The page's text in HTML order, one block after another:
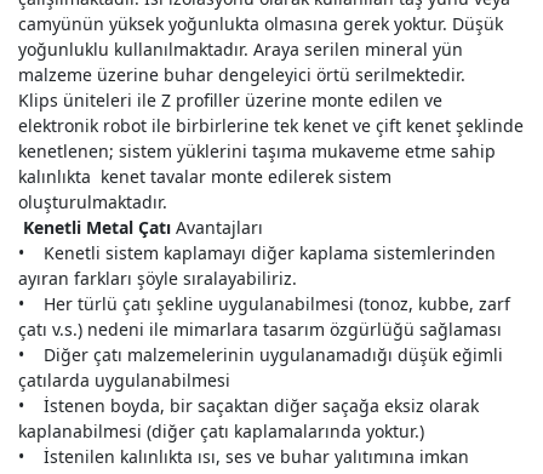
camyünün yüksek yoğunlukta olmasına gerek yoktur. Düşük
yoğunluklu kullanılmaktadır. Araya serilen mineral yün
malzeme üzerine buhar dengeleyici örtü serilmektedir.
Klips üniteleri ile Z profiller üzerine monte edilen ve
elektronik robot ile birbirlerine tek kenet ve çift kenet şeklinde
kenetlenen; sistem yüklerini taşıma mukaveme etme sahip
kalınlıkta kenet tavalar monte edilerek sistem
oluşturulmaktadır.
Kenetli Metal Çatı Avantajları
• Kenetli sistem kaplamayı diğer kaplama sistemlerinden
ayıran farkları şöyle sıralayabiliriz.
• Her türlü çatı şekline uygulanabilmesi (tonoz, kubbe, zarf
çatı v.s.) nedeni ile mimarlara tasarım özgürlüğü sağlaması
• Diğer çatı malzemelerinin uygulanamadığı düşük eğimli
çatılarda uygulanabilmesi
• İstenen boyda, bir saçaktan diğer saçağa eksiz olarak
kaplanabilmesi (diğer çatı kaplamalarında yoktur.)
• İstenilen kalınlıkta ısı, ses ve buhar yalıtımına imkan